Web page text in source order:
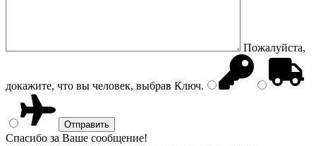
Пожалуйста,
докажите, что вы человек, выбрав Ключ.
Спасибо за Ваше сообщение!